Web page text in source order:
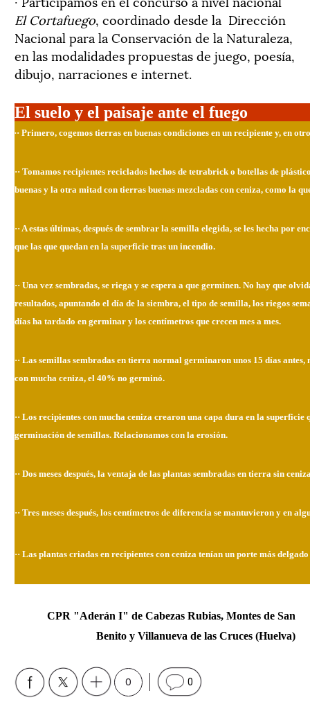
El Cortafuego, coordinado desde la Dirección
Nacional para la Conservación de la Naturaleza,
en las modalidades propuestas de juego, poesía,
dibujo, narraciones e internet.
El suelo y el paisaje ante el fuego
·· Primero, cogemos tierras en buenas condiciones en un recipiente y, en
·· Tomamos recipientes reciclados hechos de tetrabrick o botellas de
buenas y la otra mitad con tierras buenas mezcladas con ceniza, como la
·· A estas últimas, después de sembrar la semilla elegida, se les hecha por
que las que quedan en la superficie tras un incendio.
·· Una vez sembradas, se riega y se espera a que germinen. No hay que
resultados, apuntando el día de la siembra, el tipo de semilla, los riegos
días ha tardado en germinar y los centímetros que crecen mes a mes.
·· Las semillas sembradas en tierra normal germinaron unos 15 días
con mucha ceniza, el 40% no germinó.
·· Los recipientes con mucha ceniza crearon una capa dura en la
germinación de semillas. Relacionamos con la erosión.
·· Dos meses después, la ventaja de las plantas sembradas en tierra sin
·· Tres meses después, los centímetros de diferencia se mantuvieron y en
·· Las plantas criadas en recipientes con ceniza tenían un porte más
CPR "Aderán I" de Cabezas Rubias, Montes de San
Benito y Villanueva de las Cruces (Huelva)
0 0